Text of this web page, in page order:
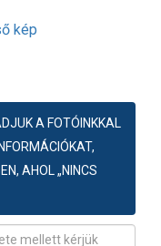
kép
A FOTÓINKKAL
AHOL „NINCS